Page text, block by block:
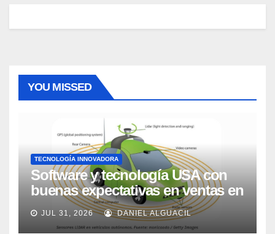
YOU MISSED
TECNOLOGÍA INNOVADORA
Software y tecnología USA con
buenas expectativas en ventas en
los próximos 2 años, según
Market Watch
JUL 31, 2026 DANIEL ALGUACIL